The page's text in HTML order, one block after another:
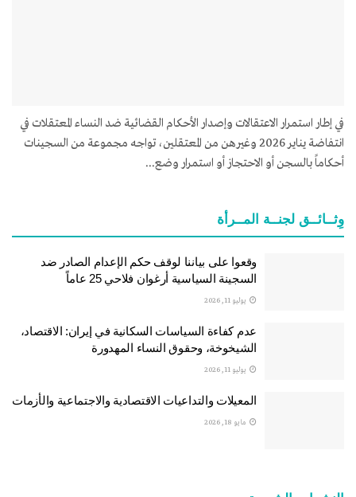
في إطار استمرار الاعتقالات وإصدار الأحكام القضائية ضد النساء المعتقلات في
انتفاضة يناير 2026 وغيرهن من المعتقلين، تواجه مجموعة من السجينات
أحكاماً بالسجن أو الاحتجاز أو استمرار وضع...
وِثــائــق لجنــة المــرأة
وقعوا على بياننا لوقف حكم الإعدام الصادر ضد
السجينة السياسية أرغوان فلاحي 25 عاماً
يوليو 11, 2026
عدم كفاءة السياسات السكانية في إيران: الاقتصاد،
الشيخوخة، وحقوق النساء المهدورة
يوليو 11, 2026
المعيلات والتداعيات الاقتصادية والاجتماعية والأزمات
مايو 18, 2026